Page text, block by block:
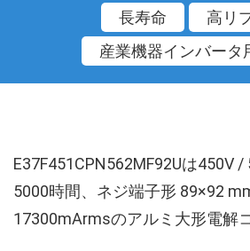
長寿命
高リ
産業機器インバータ
E37F451CPN562MF92Uは450V
5000時間、ネジ端子形 89×92
17300mArmsのアルミ大形電解